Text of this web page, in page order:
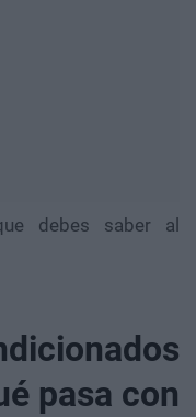
debes saber al
pasa con